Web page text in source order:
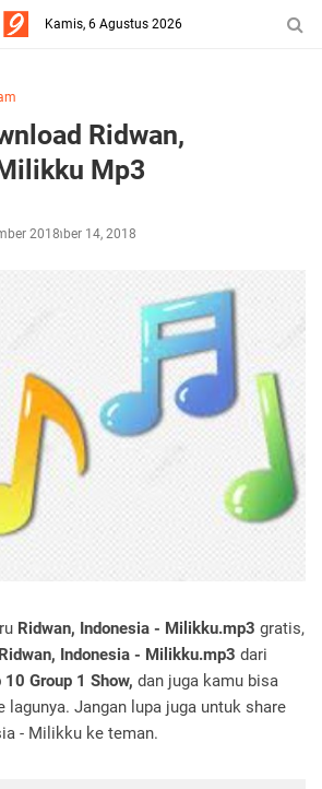
Kamis, 6 Agustus 2026
Ridwan,
Mp3
2018
Desember 14, 2018
Ridwan, Indonesia - Milikku.mp3 gratis,
Ridwan, Indonesia - Milikku.mp3 dari
10 Group 1 Show, dan juga kamu bisa
lagunya. Jangan lupa juga untuk share
- Milikku ke teman.